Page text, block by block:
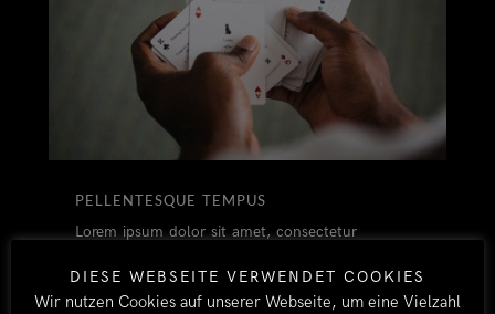
PELLENTESQUE TEMPUS
Lorem ipsum dolor sit amet, consectetur
DIESE WEBSEITE VERWENDET COOKIES
Wir nutzen Cookies auf unserer Webseite, um eine Vielzahl